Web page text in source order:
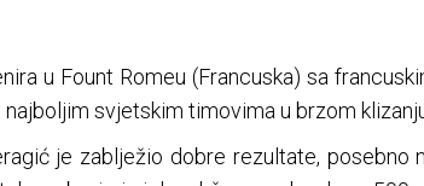
u Fount Romeu (Francuska) sa
svjetskim timovima u brzom
je zablježio dobre rezultate, posebno